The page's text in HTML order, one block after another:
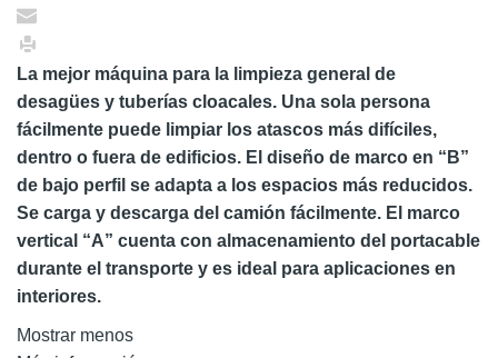
La mejor máquina para la limpieza general de
desagües y tuberías cloacales. Una sola persona
fácilmente puede limpiar los atascos más difíciles,
dentro o fuera de edificios. El diseño de marco en “B”
de bajo perfil se adapta a los espacios más reducidos.
Se carga y descarga del camión fácilmente. El marco
vertical “A” cuenta con almacenamiento del portacable
durante el transporte y es ideal para aplicaciones en
interiores.
Mostrar menos